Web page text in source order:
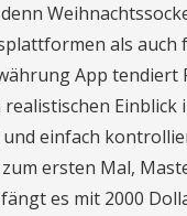
als
App tendiert
Einblick
einfach
ersten Mal,
es mit 2000